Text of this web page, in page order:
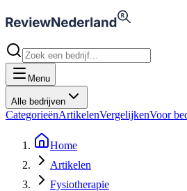
Menu
Alle bedrijven
CategorieënArtikelenVergelijkenVoor
Home
Artikelen
Fysiotherapie